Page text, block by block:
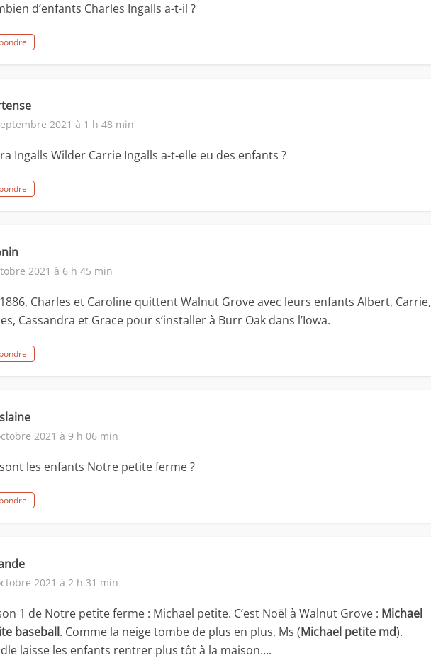
d’enfants Charles Ingalls a-t-il ?
2021 à 1 h 48 min
Ingalls Wilder Carrie Ingalls a-t-elle eu des enfants ?
2021 à 6 h 45 min
Charles et Caroline quittent Walnut Grove avec leurs enfants Albert, Carrie,
Cassandra et Grace pour s’installer à Burr Oak dans l’Iowa.
2021 à 9 h 06 min
les enfants Notre petite ferme ?
2021 à 2 h 31 min
1 de Notre petite ferme : Michael petite. C’est Noël à Walnut Grove : Michael
baseball. Comme la neige tombe de plus en plus, Ms (Michael petite md).
laisse les enfants rentrer plus tôt à la maison….